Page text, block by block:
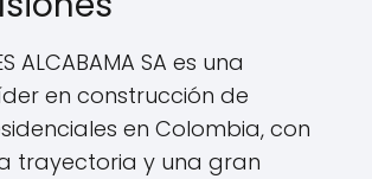
ALCABAMA SA es una
en construcción de
en Colombia, con
trayectoria y una gran